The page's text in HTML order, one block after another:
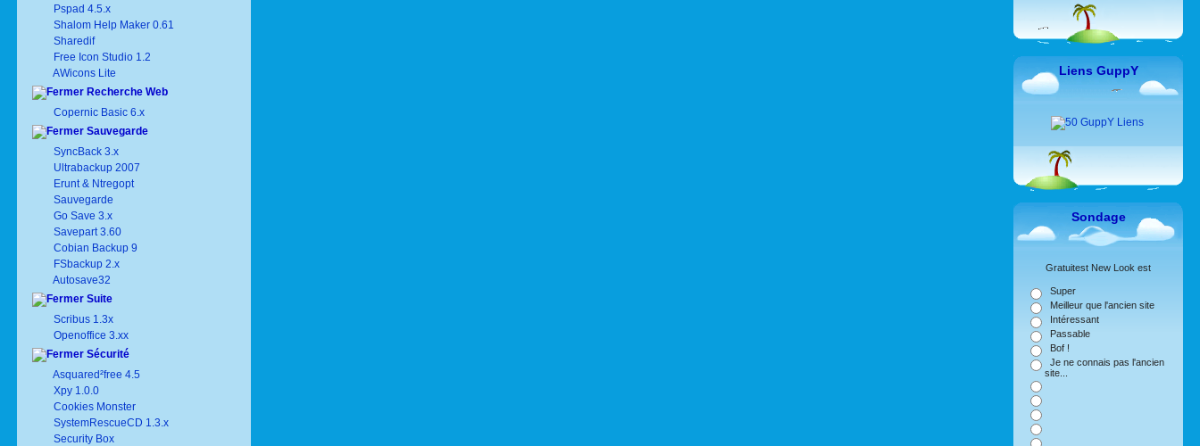
Pspad 4.5.x
Shalom Help Maker 0.61
Sharedif
Free Icon Studio 1.2
AWicons Lite
Recherche Web
Copernic Basic 6.x
Sauvegarde
SyncBack 3.x
Ultrabackup 2007
Erunt & Ntregopt
Sauvegarde
Go Save 3.x
Savepart 3.60
Cobian Backup 9
FSbackup 2.x
Autosave32
Suite
Scribus 1.3x
Openoffice 3.xx
Sécurité
Asquared²free 4.5
Xpy 1.0.0
Cookies Monster
SystemRescueCD 1.3.x
Security Box
Liens GuppY
Sondage
Gratuitest New Look est
Super
Meilleur que l'ancien site
Intéressant
Passable
Bof !
Je ne connais pas l'ancien
site...